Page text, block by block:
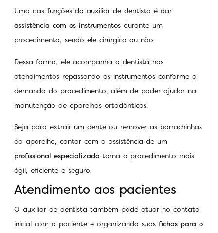
Uma das funções do auxiliar de dentista é dar
assistência com os instrumentos durante um
procedimento, sendo ele cirúrgico ou não.
Dessa forma, ele acompanha o dentista nos
atendimentos repassando os instrumentos conforme a
demanda do procedimento, além de poder ajudar na
manutenção de aparelhos ortodônticos.
Seja para extrair um dente ou remover as borrachinhas
do aparelho, contar com a assistência de um
profissional especializado torna o procedimento mais
ágil, eficiente e seguro.
Atendimento aos pacientes
O auxiliar de dentista também pode atuar no contato
inicial com o paciente e organizando suas fichas para o